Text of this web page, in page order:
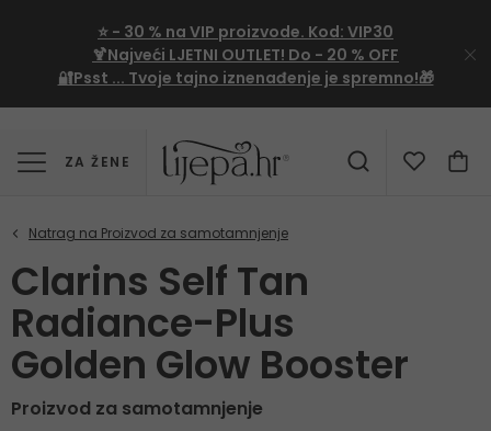
⭐ - 30 % na VIP proizvode. Kod: VIP30
🍹Najveći LJETNI OUTLET! Do - 20 % OFF
🔐Psst ... Tvoje tajno iznenađenje je spremno!🎁
ZA ŽENE
Clarins Self Tan
Radiance-Plus
Golden Glow Booster
Proizvod za samotamnjenje